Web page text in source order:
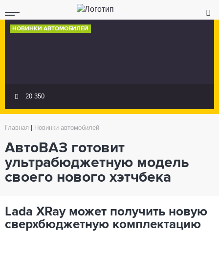
НОВИНКИ АВТОМОБИЛЕЙ
20 350
Главная Новинки автомобилей
АвтоВАЗ готовит
ультрабюджетную модель
своего нового хэтчбека
Lada XRay может получить новую
сверхбюджетную комплектацию